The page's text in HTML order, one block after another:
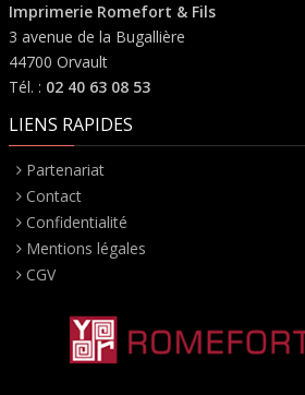
Imprimerie Romefort & Fils
3 avenue de la Bugallière
44700 Orvault
Tél. : 02 40 63 08 53
LIENS RAPIDES
Partenariat
Contact
Confidentialité
Mentions légales
CGV